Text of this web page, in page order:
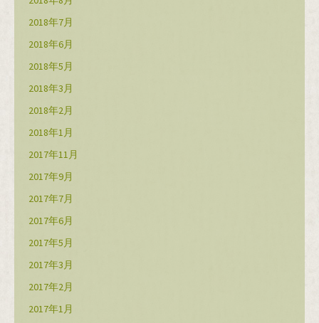
2018年7月
2018年6月
2018年5月
2018年3月
2018年2月
2018年1月
2017年11月
2017年9月
2017年7月
2017年6月
2017年5月
2017年3月
2017年2月
2017年1月